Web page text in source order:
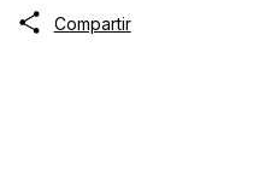
Compartir